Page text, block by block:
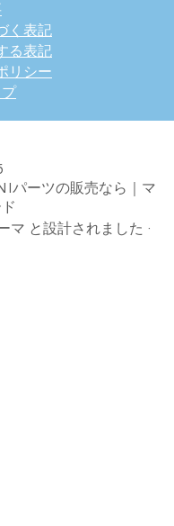
く表記
る表記
リシー
パーツの販売なら｜マ
マ と設計されました ·